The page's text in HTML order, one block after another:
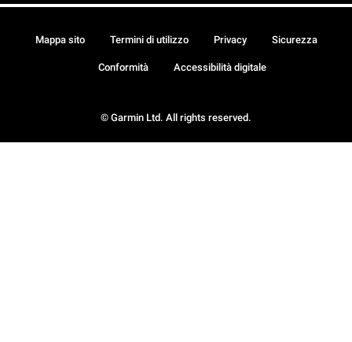
© Garmin Ltd. All rights reserved.
Mappa sito Termini di utilizzo Privacy Sicurezza
Conformità Accessibilità digitale